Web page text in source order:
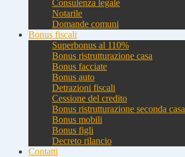
Consulenza legale
Notarile
Domande comuni
Bonus fiscali
Superbonus al 110%
Bonus ristrutturazione casa
Bonus facciate
Bonus auto
Detrazioni fiscali
Cessione del credito
Bonus ristrutturazione seconda casa
Bonus mobili
Bonus figli
Decreto rilancio
Contatti